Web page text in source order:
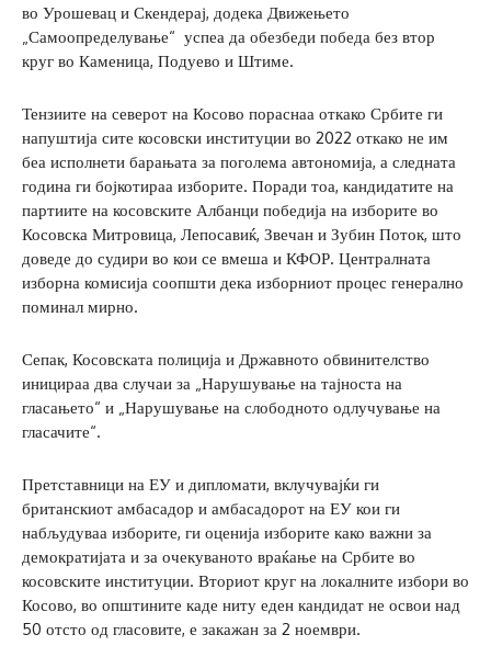
во Урошевац и Скендерај, додека Движењето
„Самоопределување“ успеа да обезбеди победа без втор
круг во Каменица, Подуево и Штиме.
Тензиите на северот на Косово пораснаа откако Србите ги
напуштија сите косовски институции во 2022 откако не им
беа исполнети барањата за поголема автономија, а следната
година ги бојкотираа изборите. Поради тоа, кандидатите на
партиите на косовските Албанци победија на изборите во
Косовска Митровица, Лепосавиќ, Звечан и Зубин Поток, што
доведе до судири во кои се вмеша и КФОР. Централната
изборна комисија соопшти дека изборниот процес генерално
поминал мирно.
Сепак, Косовската полиција и Државното обвинителство
иницираа два случаи за „Нарушување на тајноста на
гласањето“ и „Нарушување на слободното одлучување на
гласачите“.
Претставници на ЕУ и дипломати, вклучувајќи ги
британскиот амбасадор и амбасадорот на ЕУ кои ги
набљудуваа изборите, ги оценија изборите како важни за
демократијата и за очекуваното враќање на Србите во
косовските институции. Вториот круг на локалните избори во
Косово, во општините каде ниту еден кандидат не освои над
50 отсто од гласовите, е закажан за 2 ноември.